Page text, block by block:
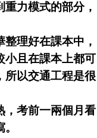
力模式的部分，
理好在課本中，
小且在課本上都可
所以交通工程是很
，考前一兩個月看